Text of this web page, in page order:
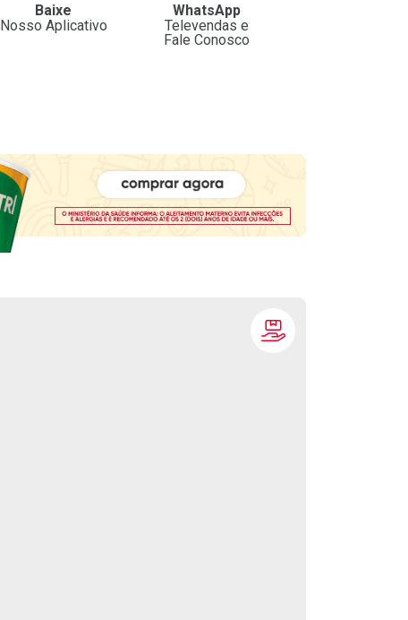
Baixe
Nosso Aplicativo
WhatsApp
Televendas e
Fale Conosco